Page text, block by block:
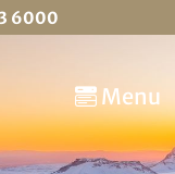
6000
Menu